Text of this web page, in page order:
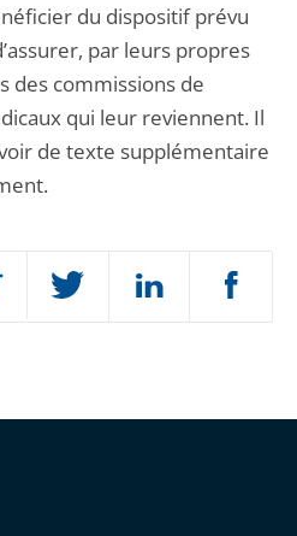
du dispositif prévu
par leurs propres
des commissions de
qui leur reviennent. Il
de texte supplémentaire